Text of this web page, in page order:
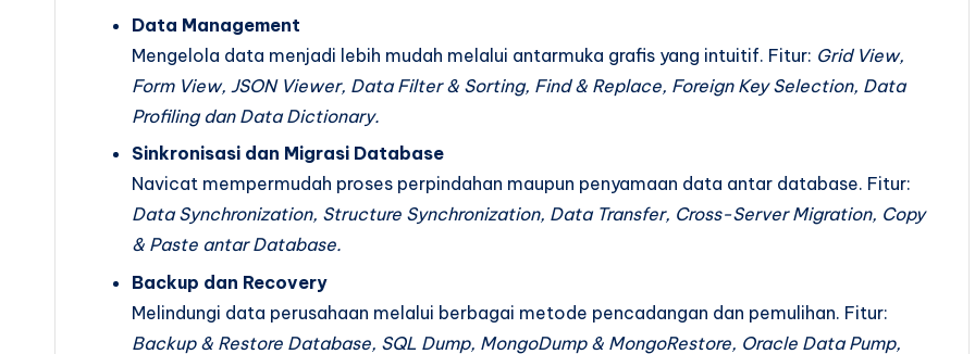
Data Management
Mengelola data menjadi lebih mudah melalui antarmuka grafis yang intuitif. Fitur: Grid View,
Form View, JSON Viewer, Data Filter & Sorting, Find & Replace, Foreign Key Selection, Data
Profiling dan Data Dictionary.
Sinkronisasi dan Migrasi Database
Navicat mempermudah proses perpindahan maupun penyamaan data antar database. Fitur:
Data Synchronization, Structure Synchronization, Data Transfer, Cross-Server Migration, Copy
& Paste antar Database.
Backup dan Recovery
Melindungi data perusahaan melalui berbagai metode pencadangan dan pemulihan. Fitur:
Backup & Restore Database, SQL Dump, MongoDump & MongoRestore, Oracle Data Pump,